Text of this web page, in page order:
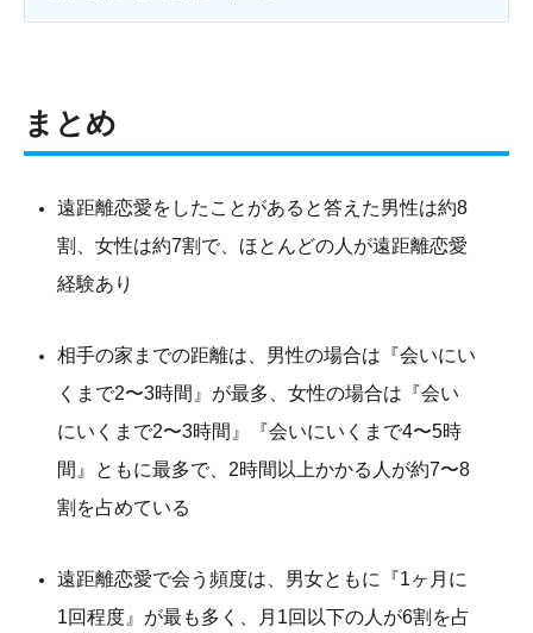
まとめ
遠距離恋愛をしたことがあると答えた男性は約8
割、女性は約7割で、ほとんどの人が遠距離恋愛
経験あり
相手の家までの距離は、男性の場合は『会いにい
くまで2〜3時間』が最多、女性の場合は『会い
にいくまで2〜3時間』『会いにいくまで4〜5時
間』ともに最多で、2時間以上かかる人が約7〜8
割を占めている
遠距離恋愛で会う頻度は、男女ともに『1ヶ月に
1回程度』が最も多く、月1回以下の人が6割を占